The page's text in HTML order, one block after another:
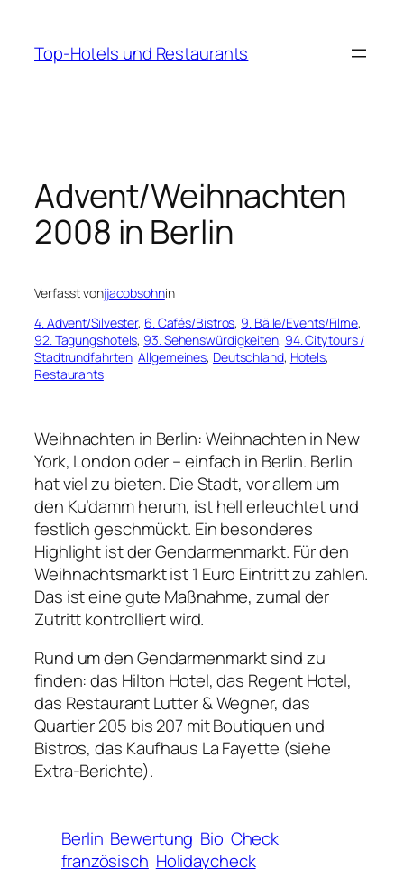
springen
Top-Hotels und Restaurants
Advent/Weihnachten
2008 in Berlin
Verfasst vonjjacobsohnin
4. Advent/Silvester, 6. Cafés/Bistros, 9. Bälle/Events/Filme
92. Tagungshotels, 93. Sehenswürdigkeiten, 94. Citytours /
Stadtrundfahrten, Allgemeines, Deutschland, Hotels
Restaurants
Weihnachten in Berlin: Weihnachten in New
York, London oder – einfach in Berlin. Berlin
hat viel zu bieten. Die Stadt, vor allem um
den Ku’damm herum, ist hell erleuchtet und
festlich geschmückt. Ein besonderes
Highlight ist der Gendarmenmarkt. Für den
Weihnachtsmarkt ist 1 Euro Eintritt zu zahlen.
Das ist eine gute Maßnahme, zumal der
Zutritt kontrolliert wird.
Rund um den Gendarmenmarkt sind zu
finden: das Hilton Hotel, das Regent Hotel,
das Restaurant Lutter & Wegner, das
Quartier 205 bis 207 mit Boutiquen und
Bistros, das Kaufhaus La Fayette (siehe
Extra-Berichte).
Berlin Bewertung Bio Check
französisch Holidaycheck